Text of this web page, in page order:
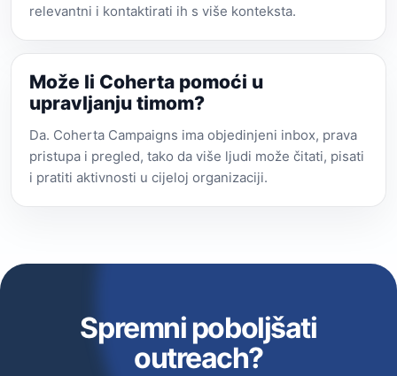
relevantni i kontaktirati ih s više konteksta.
Može li Coherta pomoći u
upravljanju timom?
Da. Coherta Campaigns ima objedinjeni inbox, prava
pristupa i pregled, tako da više ljudi može čitati, pisati
i pratiti aktivnosti u cijeloj organizaciji.
Spremni poboljšati
outreach?